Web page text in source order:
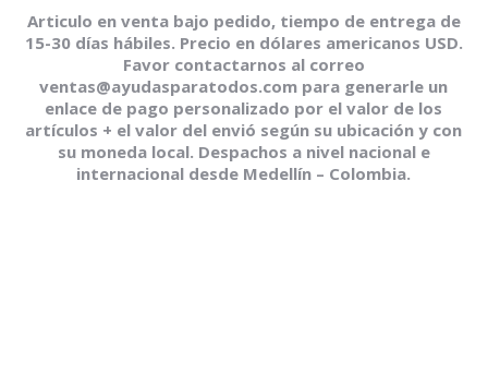
Articulo en venta bajo pedido, tiempo de entrega de
15-30 días hábiles. Precio en dólares americanos USD.
Favor contactarnos al correo
ventas@ayudasparatodos.com para generarle un
enlace de pago personalizado por el valor de los
artículos + el valor del envió según su ubicación y con
su moneda local. Despachos a nivel nacional e
internacional desde Medellín – Colombia.